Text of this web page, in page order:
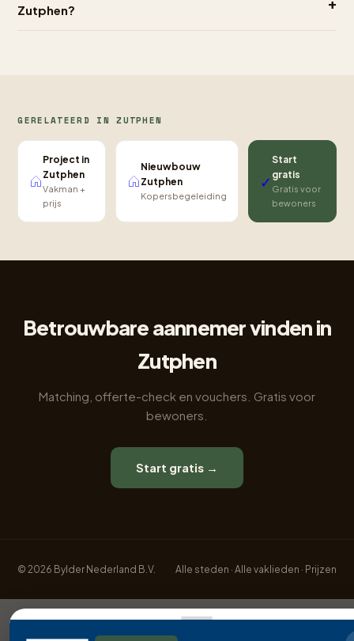
Zutphen?
GERELATEERD IN ZUTPHEN
Project in
Zutphen
Vakman +
prijs
Nieuwbouw
Zutphen
Kopersbegeleiding
✓
Start
gratis
Gratis voor
bewoners
Betrouwbare aannemer vinden in
Zutphen
Matching, offerte-check en vouchers. Gratis voor
bewoners.
Start gratis →
© 2026 Bylder Nederland B.V. Alle steden · Alle vaklieden · Prijzen